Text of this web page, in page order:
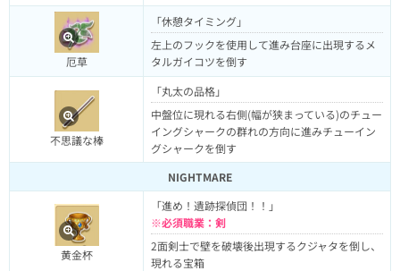
厄草
「休憩タイミング」
左上のフックを使用して進み台座に出現するメ
タルガイコツを倒す
不思議な棒
「丸太の品格」
中盤位に現れる右側(幅が狭まっている)のチュー
イングシャークの群れの方向に進みチューイン
グシャークを倒す
NIGHTMARE
黄金杯
「進め！遺跡探偵団！！」
※必須職業：剣
2面剣士で壁を破壊後出現するクジャタを倒し、
現れる宝箱